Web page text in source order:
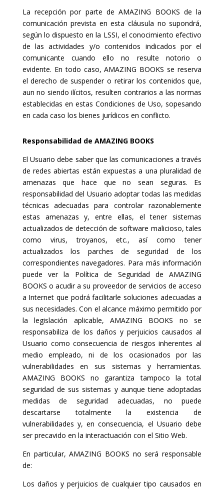
La recepción por parte de AMAZING BOOKS de la
comunicación prevista en esta cláusula no supondrá,
según lo dispuesto en la LSSI, el conocimiento efectivo
de las actividades y/o contenidos indicados por el
comunicante cuando ello no resulte notorio o
evidente. En todo caso, AMAZING BOOKS se reserva
el derecho de suspender o retirar los contenidos que,
aun no siendo ilícitos, resulten contrarios a las normas
establecidas en estas Condiciones de Uso, sopesando
en cada caso los bienes jurídicos en conflicto.
Responsabilidad de AMAZING BOOKS
El Usuario debe saber que las comunicaciones a través
de redes abiertas están expuestas a una pluralidad de
amenazas que hace que no sean seguras. Es
responsabilidad del Usuario adoptar todas las medidas
técnicas adecuadas para controlar razonablemente
estas amenazas y, entre ellas, el tener sistemas
actualizados de detección de software malicioso, tales
como virus, troyanos, etc., así como tener
actualizados los parches de seguridad de los
correspondientes navegadores. Para más información
puede ver la Política de Seguridad de AMAZING
BOOKS o acudir a su proveedor de servicios de acceso
a Internet que podrá facilitarle soluciones adecuadas a
sus necesidades. Con el alcance máximo permitido por
la legislación aplicable, AMAZING BOOKS no se
responsabiliza de los daños y perjuicios causados al
Usuario como consecuencia de riesgos inherentes al
medio empleado, ni de los ocasionados por las
vulnerabilidades en sus sistemas y herramientas.
AMAZING BOOKS no garantiza tampoco la total
seguridad de sus sistemas y aunque tiene adoptadas
medidas de seguridad adecuadas, no puede
descartarse totalmente la existencia de
vulnerabilidades y, en consecuencia, el Usuario debe
ser precavido en la interactuación con el Sitio Web.
En particular, AMAZING BOOKS no será responsable
de:
Los daños y perjuicios de cualquier tipo causados en